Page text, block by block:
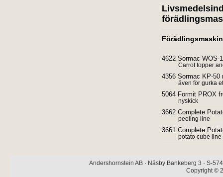
4622 Sormac WOS-
Carrot topper
4356 Sormac KP-50
även för gurka
5064 Formit PROX
nyskick
3662 Complete
peeling line
3661 Complete
potato cube line
Andershornstein AB · Näsby Bankeberg 3 · S-
Copyright ©